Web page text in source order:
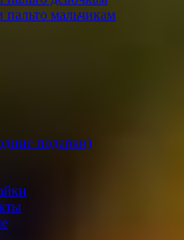
мальчикам
подарки)